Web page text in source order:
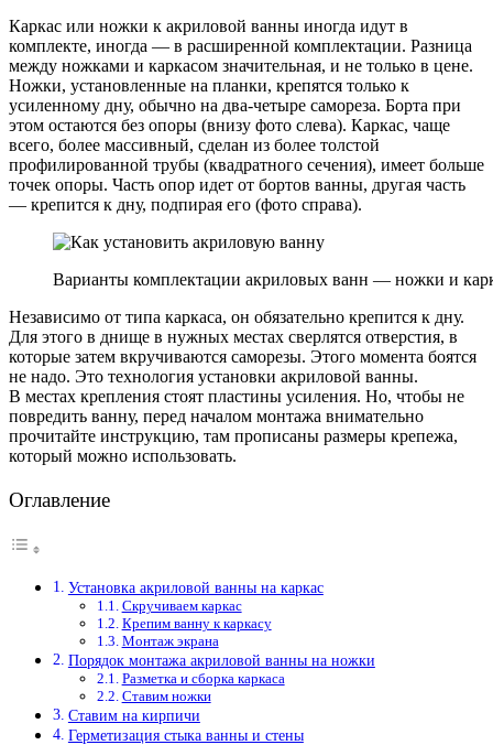
Каркас или ножки к акриловой ванны иногда идут в
комплекте, иногда — в расширенной комплектации. Разница
между ножками и каркасом значительная, и не только в цене.
Ножки, установленные на планки, крепятся только к
усиленному дну, обычно на два-четыре самореза. Борта при
этом остаются без опоры (внизу фото слева). Каркас, чаще
всего, более массивный, сделан из более толстой
профилированной трубы (квадратного сечения), имеет больше
точек опоры. Часть опор идет от бортов ванны, другая часть
— крепится к дну, подпирая его (фото справа).
Варианты комплектации акриловых ванн — ножки и
Независимо от типа каркаса, он обязательно крепится к дну.
Для этого в днище в нужных местах сверлятся отверстия, в
которые затем вкручиваются саморезы. Этого момента боятся
не надо. Это технология установки акриловой ванны.
В местах крепления стоят пластины усиления. Но, чтобы не
повредить ванну, перед началом монтажа внимательно
прочитайте инструкцию, там прописаны размеры крепежа,
который можно использовать.
Оглавление
Установка акриловой ванны на каркас
Скручиваем каркас
Крепим ванну к каркасу
Монтаж экрана
Порядок монтажа акриловой ванны на ножки
Разметка и сборка каркаса
Ставим ножки
Ставим на кирпичи
Герметизация стыка ванны и стены